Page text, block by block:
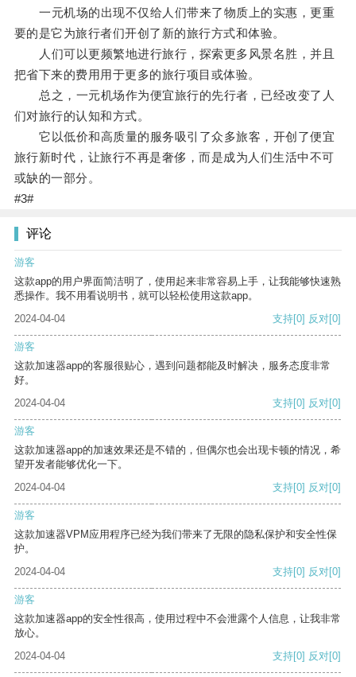
一元机场的出现不仅给人们带来了物质上的实惠，更重
要的是它为旅行者们开创了新的旅行方式和体验。
人们可以更频繁地进行旅行，探索更多风景名胜，并且
把省下来的费用用于更多的旅行项目或体验。
总之，一元机场作为便宜旅行的先行者，已经改变了人
们对旅行的认知和方式。
它以低价和高质量的服务吸引了众多旅客，开创了便宜
旅行新时代，让旅行不再是奢侈，而是成为人们生活中不可
或缺的一部分。
#3#
评论
游客
这款app的用户界面简洁明了，使用起来非常容易上手，让我能够快速熟
悉操作。我不用看说明书，就可以轻松使用这款app。
2024-04-04
支持[0] 反对[0]
游客
这款加速器app的客服很贴心，遇到问题都能及时解决，服务态度非常
好。
2024-04-04
支持[0] 反对[0]
游客
这款加速器app的加速效果还是不错的，但偶尔也会出现卡顿的情况，希
望开发者能够优化一下。
2024-04-04
支持[0] 反对[0]
游客
这款加速器VPM应用程序已经为我们带来了无限的隐私保护和安全性保
护。
2024-04-04
支持[0] 反对[0]
游客
这款加速器app的安全性很高，使用过程中不会泄露个人信息，让我非常
放心。
2024-04-04
支持[0] 反对[0]